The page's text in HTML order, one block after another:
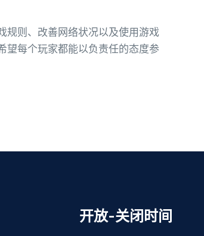
规则、改善网络状况以及使用游戏
望每个玩家都能以负责任的态度参
开放-关闭时间